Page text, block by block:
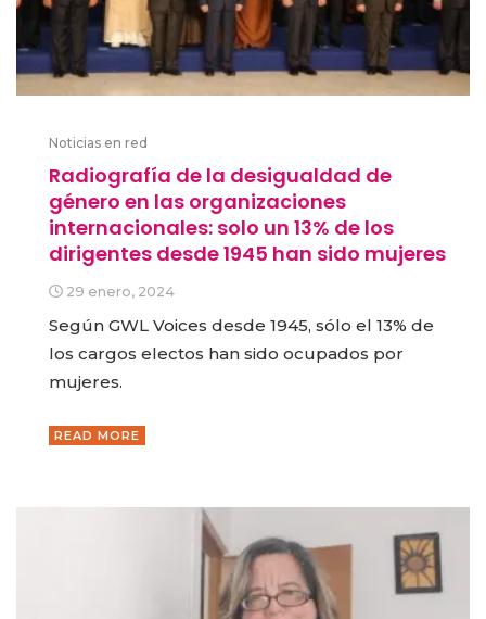
Noticias en red
Radiografía de la desigualdad de
género en las organizaciones
internacionales: solo un 13% de los
dirigentes desde 1945 han sido mujeres
29 enero, 2024
Según GWL Voices desde 1945, sólo el 13% de
los cargos electos han sido ocupados por
mujeres.
READ MORE